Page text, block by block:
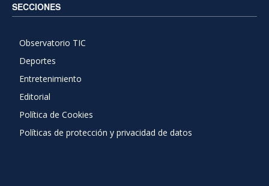
SECCIONES
Observatorio TIC
Deportes
Entretenimiento
Editorial
Política de Cookies
Políticas de protección y privacidad de datos